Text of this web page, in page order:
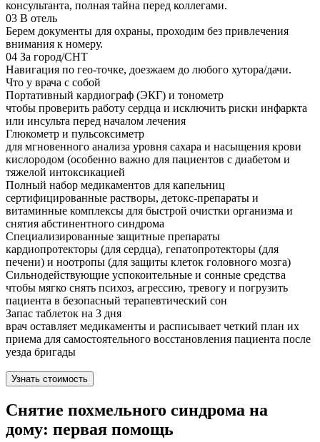
консультанта, полная тайна перед коллегами.
03 В отель
Берем документы для охраны, проходим без привлечения
внимания к номеру.
04 За город/СНТ
Навигация по гео-точке, доезжаем до любого хутора/дачи.
Что у врача с собой
Портативный кардиограф (ЭКГ) и тонометр
чтобы проверить работу сердца и исключить риски инфаркта
или инсульта перед началом лечения
Глюкометр и пульсоксиметр
для мгновенного анализа уровня сахара и насыщения крови
кислородом (особенно важно для пациентов с диабетом и
тяжелой интоксикацией
Полный набор медикаментов для капельниц
сертифицированные растворы, детокс-препараты и
витаминные комплексы для быстрой очистки организма и
снятия абстинентного синдрома
Специализированные защитные препараты
кардиопротекторы (для сердца), гепатопротекторы (для
печени) и ноотропы (для защиты клеток головного мозга)
Сильнодействующие успокоительные и сонные средства
чтобы мягко снять психоз, агрессию, тревогу и погрузить
пациента в безопасный терапевтический сон
Запас таблеток на 3 дня
врач оставляет медикаменты и расписывает четкий план их
приема для самостоятельного восстановления пациента после
уезда бригады
Узнать стоимость
Снятие похмельного синдрома на
дому: первая помощь